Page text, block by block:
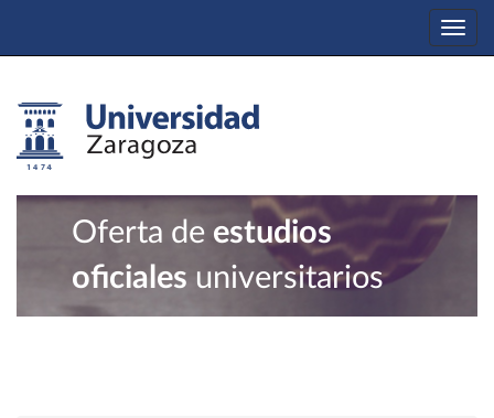
Oferta de estudios
oficiales universitarios